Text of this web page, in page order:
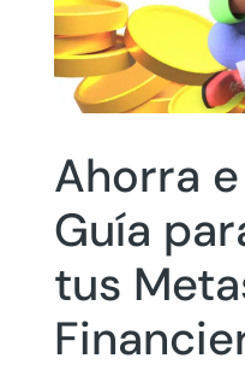
Ahorra
Guía
tus